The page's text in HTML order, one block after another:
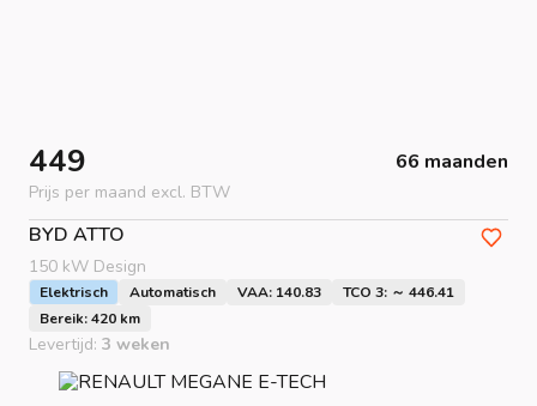
449 66 maanden
Prijs per maand excl. BTW
BYD ATTO
150 kW Design
Elektrisch Automatisch VAA: 140.83
TCO 3: ～ 446.41
Bereik: 420 km
Levertijd: 3 weken